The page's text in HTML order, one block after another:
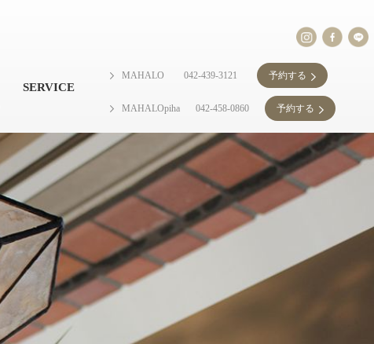
SERVICE
MAHALO 042-439-3121 予約する
MAHALOpiha 042-458-0860 予約する